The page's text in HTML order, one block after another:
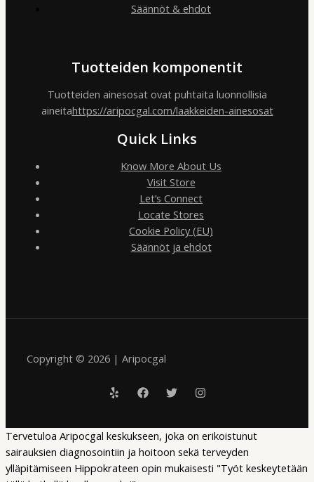
Säännöt & ehdot
Tuotteiden komponentit
Tuotteiden ainesosat ovat puhtaita luonnollisia
aineitahttps://aripocgal.com/laakkeiden-ainesosat
Quick Links
Know More About Us
Visit Store
Let’s Connect
Locate Stores
Cookie Policy (EU)
Säännöt ja ehdot
Copyright © 2026 | Aripocgal
Tervetuloa Aripocgal keskukseen, joka on erikoistunut
sairauksien diagnosointiin ja hoitoon sekä terveyden
ylläpitämiseen Hippokrateen opin mukaisesti "Työt keskeytetään